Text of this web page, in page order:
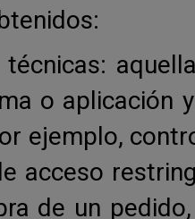
técnicas:
o aplicación
ejemplo,
acceso
de un